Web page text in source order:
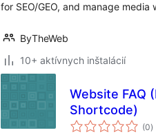
for SEO/GEO, and manage media
ByTheWeb
10+ aktívnych inštalácií
Website FAQ
Shortcode)
(0)